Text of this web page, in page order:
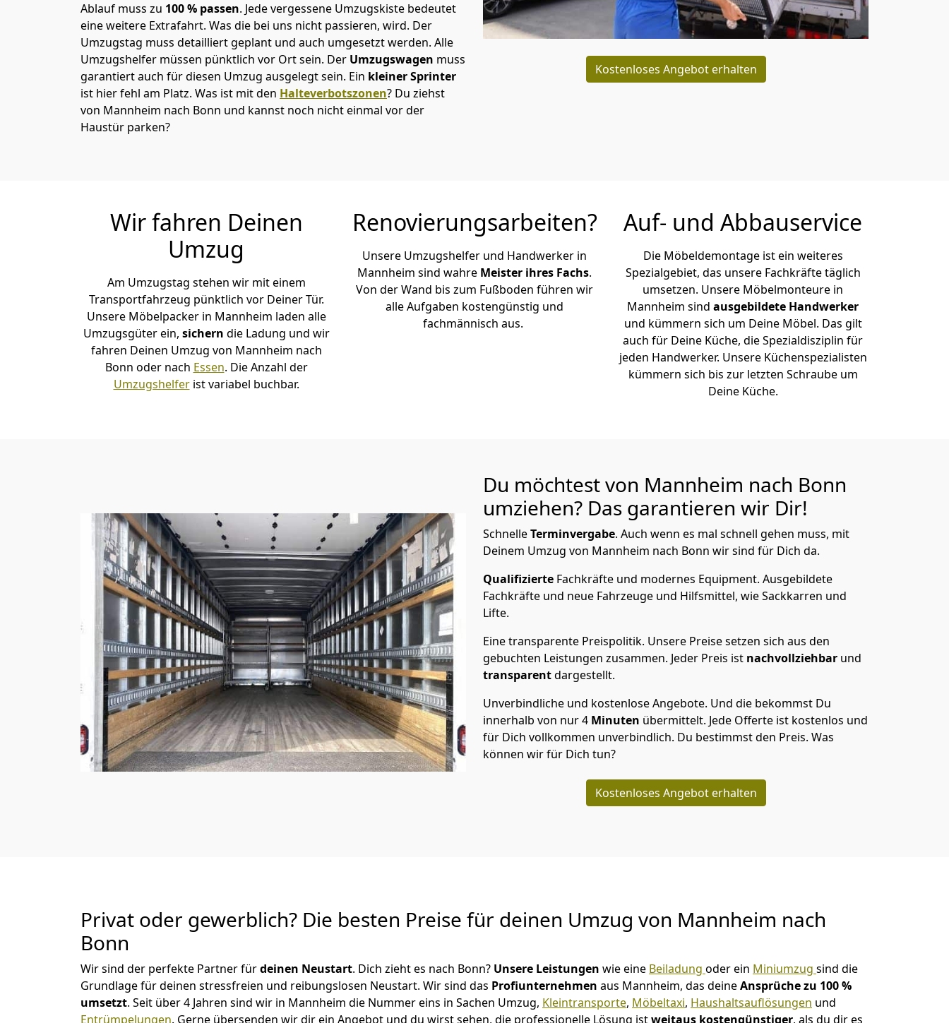
Ablauf muss zu 100 % passen. Jede vergessene Umzugskiste bedeutet
eine weitere Extrafahrt. Was die bei uns nicht passieren, wird. Der
Umzugstag muss detailliert geplant und auch umgesetzt werden. Alle
Umzugshelfer müssen pünktlich vor Ort sein. Der Umzugswagen muss
garantiert auch für diesen Umzug ausgelegt sein. Ein kleiner Sprinter
ist hier fehl am Platz. Was ist mit den Halteverbotszonen? Du ziehst
von Mannheim nach Bonn und kannst noch nicht einmal vor der
Haustür parken?
Kostenloses Angebot erhalten
Wir fahren Deinen
Umzug
Am Umzugstag stehen wir mit einem
Transportfahrzeug pünktlich vor Deiner Tür.
Unsere Möbelpacker in Mannheim laden alle
Umzugsgüter ein, sichern die Ladung und wir
fahren Deinen Umzug von Mannheim nach
Bonn oder nach Essen. Die Anzahl der
Umzugshelferist variabel buchbar.
Renovierungsarbeiten?
Unsere Umzugshelfer und Handwerker in
Mannheim sind wahre Meister ihres Fachs.
Von der Wand bis zum Fußboden führen wir
alle Aufgaben kostengünstig und
fachmännisch aus.
Auf- und Abbauservice
Die Möbeldemontage ist ein weiteres
Spezialgebiet, das unsere Fachkräfte täglich
umsetzen. Unsere Möbelmonteure in
Mannheim sind ausgebildete Handwerker
und kümmern sich um Deine Möbel. Das gilt
auch für Deine Küche, die Spezialdisziplin für
jeden Handwerker. Unsere Küchenspezialisten
kümmern sich bis zur letzten Schraube um
Deine Küche.
Du möchtest von Mannheim nach Bonn
umziehen? Das garantieren wir Dir!
SchnelleTerminvergabe. Auch wenn es mal schnell gehen muss, mit
Deinem Umzug von Mannheim nach Bonn wir sind für Dich da.
Qualifizierte Fachkräfte und modernes Equipment. Ausgebildete
Fachkräfte und neue Fahrzeuge und Hilfsmittel, wie Sackkarren und
Lifte.
Eine transparente Preispolitik. Unsere Preise setzen sich aus den
gebuchten Leistungen zusammen. Jeder Preis ist nachvollziehbar und
transparentdargestellt.
Unverbindliche und kostenlose Angebote. Und die bekommst Du
innerhalb von nur4 Minuten übermittelt. Jede Offerte ist kostenlos und
für Dich vollkommen unverbindlich. Du bestimmst den Preis. Was
können wir für Dich tun?
Kostenloses Angebot erhalten
Privat oder gewerblich? Die besten Preise für deinen Umzug von Mannheim nach
Bonn
Wir sind der perfekte Partner fürdeinen Neustart. Dich zieht es nach Bonn? Unsere Leistungen wie eine Beiladung oder ein Miniumzug sind die
Grundlage für deinen stressfreien und reibungslosen Neustart. Wir sind das Profiunternehmen aus Mannheim, das deineAnsprüche zu 100 %
umsetzt. Seit über 4 Jahren sind wir in Mannheim die Nummer eins in Sachen Umzug, Kleintransporte, Möbeltaxi, Haushaltsauflösungen und
Entrümpelungen. Gerne übersenden wir dir ein Angebot und du wirst sehen, die professionelle Lösung istweitaus kostengünstiger, als du dir es